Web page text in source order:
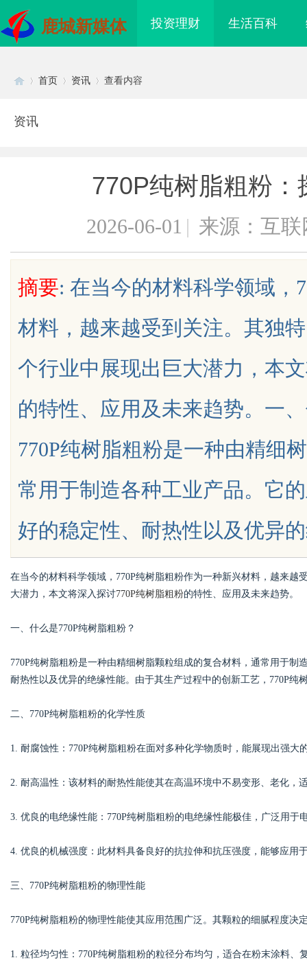
鹿城新媒体 投资理财 生活百科
uz
首页 资讯 查看内容
资讯
770P纯树脂粗粉
2026-06-01 | 来源：互联
摘要: 在当今的材料科学领域，
材料，越来越受到关注。其独
个行业中展现出巨大潜力，本
的特性、应用及未来趋势。一
770P纯树脂粗粉是一种由精细
常用于制造各种工业产品。它
好的稳定性、耐热性以及优异
在当今的材料科学领域，770P纯树脂粗粉作为一种新兴材料，越来
大潜力，本文将深入探讨770P纯树脂粗粉的特性、应用及未来趋势。
一、什么是770P纯树脂粗粉？
770P纯树脂粗粉是一种由精细树脂颗粒组成的复合材料，通常用于
耐热性以及优异的绝缘性能。由于其生产过程中的创新工艺，770P纯
二、770P纯树脂粗粉的化学性质
1. 耐腐蚀性：770P纯树脂粗粉在面对多种化学物质时，能展现出强
2. 耐高温性：该材料的耐热性能使其在高温环境中不易变形、老化，
3. 优良的电绝缘性能：770P纯树脂粗粉的电绝缘性能极佳，广泛用
4. 优良的机械强度：此材料具备良好的抗拉伸和抗压强度，能够应用
三、770P纯树脂粗粉的物理性能
770P纯树脂粗粉的物理性能使其应用范围广泛。其颗粒的细腻程度
1. 粒径均匀性：770P纯树脂粗粉的粒径分布均匀，适合在粉末涂料
的聚集地与观影体验升级方案